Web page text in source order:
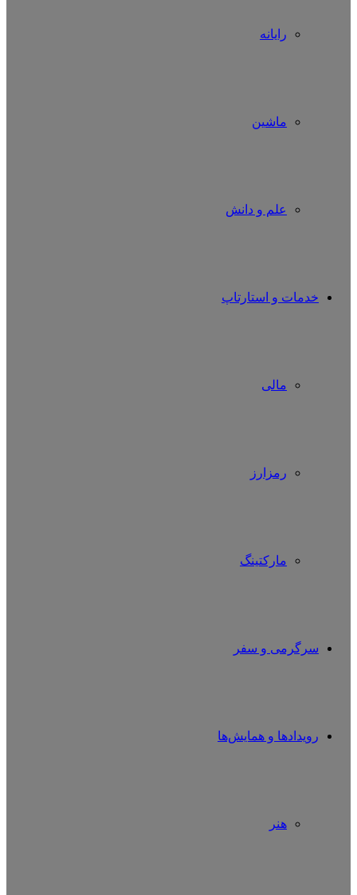
رایانه
ماشین
علم و دانش
خدمات و استارتاپ
مالی
رمزارز
مارکتینگ
سرگرمی و سفر
رویدادها و همایش‌ها
هنر